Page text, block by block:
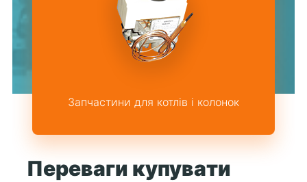
Запчастини для котлів і колонок
Переваги купувати